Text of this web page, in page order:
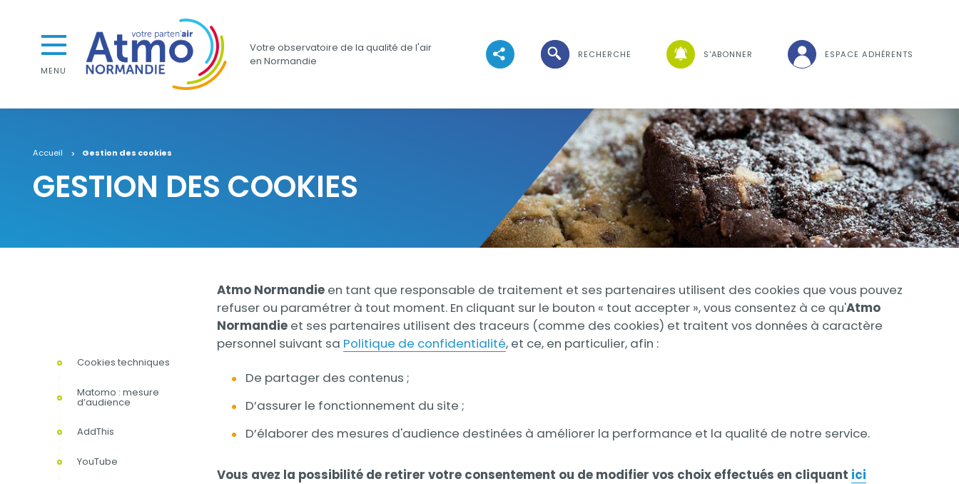
Aller au premier menu de navigation
Aller à la recherche
MENU
Votre observatoire de la qualité de l'air
en Normandie
Voir les réseaux sociaux
Ouvrir la recherche
RECHERCHE S'ABONNER ESPACE ADHÉRENTS
Accueil Gestion des cookies
GESTION DES COOKIES Visuel
Cookies techniques
Matomo : mesure
d’audience
AddThis
YouTube
Contenu
Atmo Normandie en tant que responsable de traitement et ses partenaires utilisent des cookies que vous pouvez
refuser ou paramétrer à tout moment. En cliquant sur le bouton « tout accepter », vous consentez à ce qu'Atmo
Normandie et ses partenaires utilisent des traceurs (comme des cookies) et traitent vos données à caractère
personnel suivant sa Politique de confidentialité, et ce, en particulier, afin :
De partager des contenus ;
D’assurer le fonctionnement du site ;
D’élaborer des mesures d'audience destinées à améliorer la performance et la qualité de notre service.
Vous avez la possibilité de retirer votre consentement ou de modifier vos choix effectués en cliquant ici